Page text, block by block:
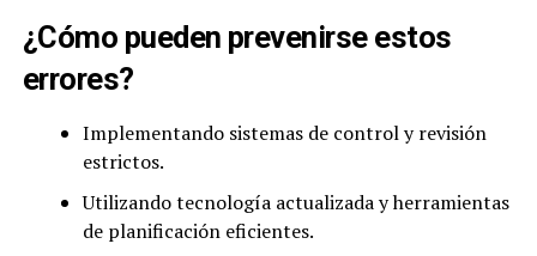
¿Cómo pueden prevenirse estos
errores?
Implementando sistemas de control y revisión
estrictos.
Utilizando tecnología actualizada y herramientas
de planificación eficientes.